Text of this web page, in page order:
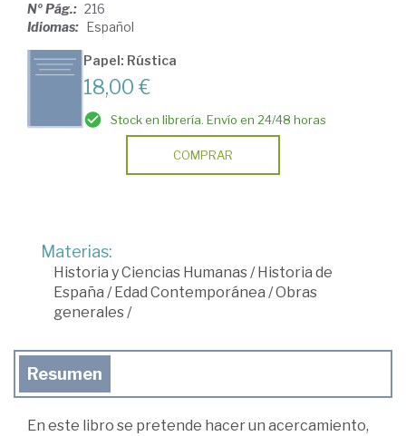
Nº Pág.: 216
Idiomas: Español
Papel: Rústica
18,00 €
Stock en librería. Envío en 24/48 horas
COMPRAR
Materias:
Historia y Ciencias Humanas/ Historia de
España / Edad Contemporánea /Obras
generales/
Resumen
En este libro se pretende hacer un acercamiento,